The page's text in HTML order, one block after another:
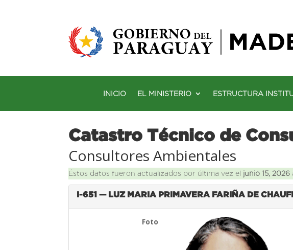
INICIO EL MINISTERIO ESTRUCTURA
Catastro Técnico de
Consultores Ambientales
Éstos datos fueron actualizados por última vez el junio 15, 2026
I-651 — LUZ MARIA PRIMAVERA FARIÑA DE
Foto